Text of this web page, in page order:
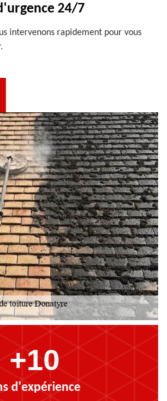
+10
d'expérience
24/7
intervenons rapidement pour vous